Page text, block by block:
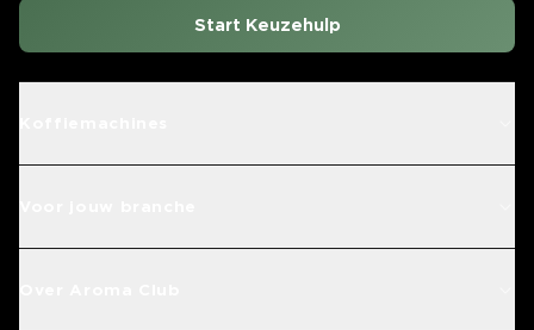
Start Keuzehulp